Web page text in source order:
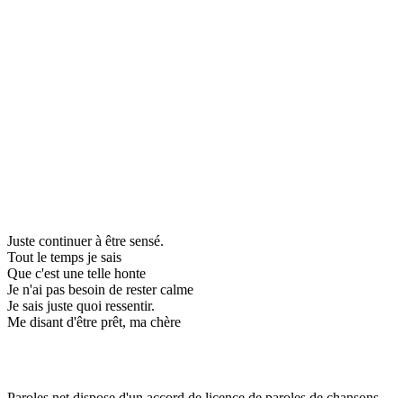
Juste continuer à être sensé.
Tout le temps je sais
Que c'est une telle honte
Je n'ai pas besoin de rester calme
Je sais juste quoi ressentir.
Me disant d'être prêt, ma chère